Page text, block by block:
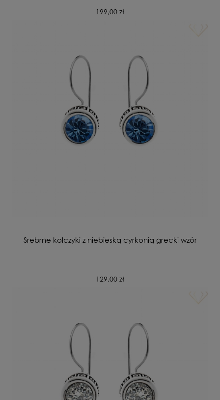
199,00 zł
Srebrne kolczyki z niebieską cyrkonią grecki wzór
129,00 zł